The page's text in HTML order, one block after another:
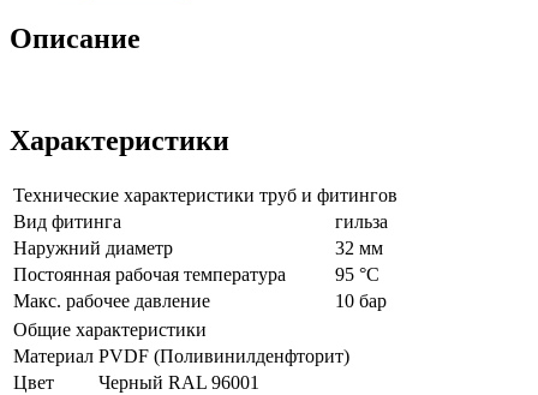
Описание
Характеристики
Технические характеристики труб и фитингов
Вид фитинга
гильза
Наружний диаметр
32 мм
Постоянная рабочая температура
95 °C
Макс. рабочее давление
10 бар
Общие характеристики
Материал PVDF (Поливинилденфторит)
Цвет
Черный RAL 96001